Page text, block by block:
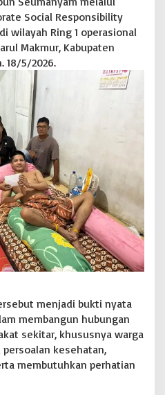
Social Responsibility
wilayah Ring 1 operasional
Makmur, Kabupaten
18/5/2026.
menjadi bukti nyata
membangun hubungan
sekitar, khususnya warga
kesehatan,
membutuhkan perhatian